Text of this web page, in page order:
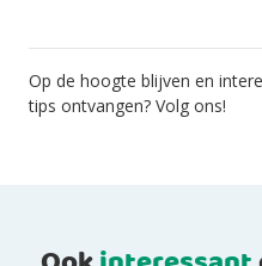
Op de hoogte blijven en
tips ontvangen? Volg ons!